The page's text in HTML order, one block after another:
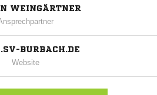
WEINGÄRTNER
BURBACH.DE
Website